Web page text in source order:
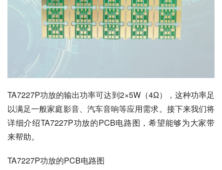
TA7227P功放的输出功率可达到2×5W（4Ω），这种功率足
以满足一般家庭影音、汽车音响等应用需求。接下来我们将
详细介绍TA7227P功放的PCB电路图，希望能够为大家带
来帮助。
TA7227P功放的PCB电路图